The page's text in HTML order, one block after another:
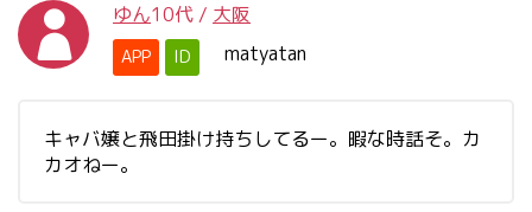
ゆん10代 / 大阪
APP ID matyatan
キャバ嬢と飛田掛け持ちしてるー。暇な時話そ。カ
カオねー。